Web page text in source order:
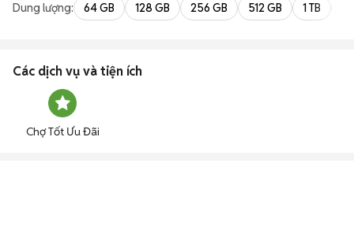
Dung lượng: 64 GB 128 GB 256 GB 512 GB 1 TB
Các dịch vụ và tiện ích
Chợ Tốt Ưu Đãi